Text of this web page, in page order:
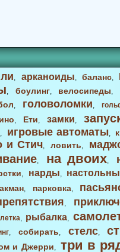
, арканоиды, баланс,
, боулинг, велосипеды,
, головоломки,
, Ети, замки,
, игровые автоматы,
и Стич,ловить,
, на двоих,
, нарды,
, парковка,
,
, рыбалка,
, собирать, стелс,
и Джерри, три в